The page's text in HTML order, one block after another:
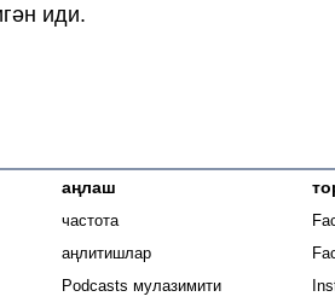
иди.
аңлаш
частота
аңлитишлар
Podcasts мулазимити